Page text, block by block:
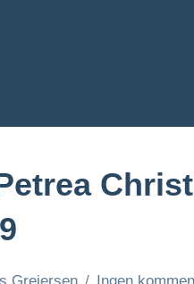
Greiersen Ingen